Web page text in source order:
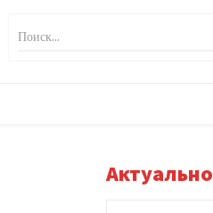
Поиск...
Актуально